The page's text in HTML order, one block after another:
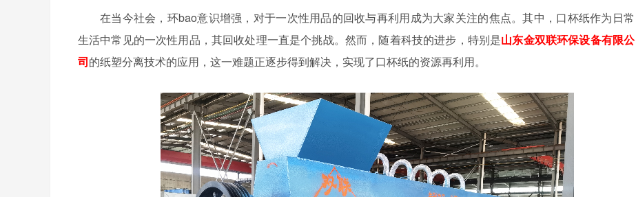
在当今社会，环bao意识增强，对于一次性用品的回收与再利用成为大家关注的焦点。其中，口杯纸作为日常
生活中常见的一次性用品，其回收处理一直是个挑战。然而，随着科技的进步，特别是山东金双联环保设备有限公
司的纸塑分离技术的应用，这一难题正逐步得到解决，实现了口杯纸的资源再利用。